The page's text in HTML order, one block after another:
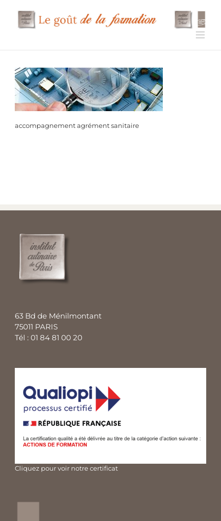
contenu
accompagnement agrément sanitaire
63 Bd de Ménilmontant
75011 PARIS
Tél : 01 84 81 00 20
Cliquez pour voir notre certificat